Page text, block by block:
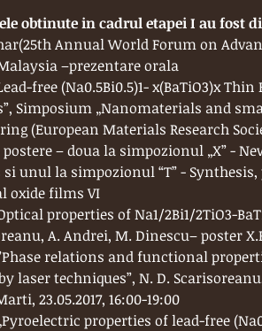
obtinute in cadrul etapei I au fost
Annual World Forum on
–prezentare orala
free (Na0.5Bi0.5)1- x(BaTiO3)x Thin
Simposium „Nanomaterials and
(European Materials Research
postere – doua la simpozionul „X” -
unul la simpozionul “T” -
oxide films VI
properties of Na1/2Bi1/2TiO3-
A. Andrei, M. Dinescu– poster
relations and functional
laser techniques”, N. D.
23.05.2017, 16:00-19:00
properties of lead-free